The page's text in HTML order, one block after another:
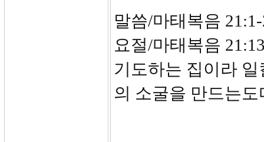
말씀/마태복음
요절/마태복음
기도하는 집이라
의 소굴을 만드는도